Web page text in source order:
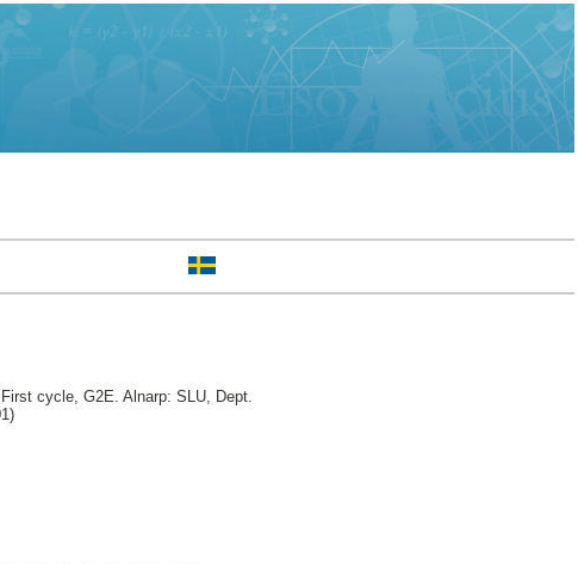
First cycle, G2E. Alnarp: SLU, Dept.